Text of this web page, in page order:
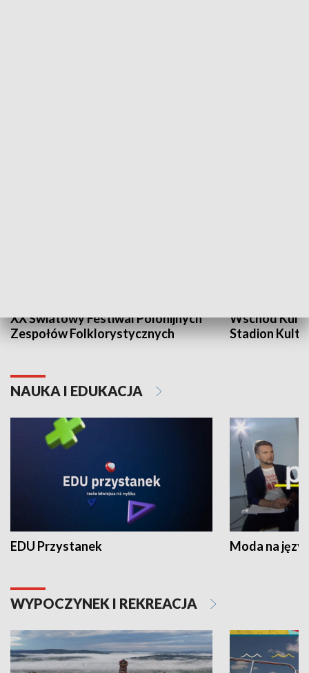
XX Światowy Festiwal Polonijnych
Zespołów Folklorystycznych
Wschód
Stadion
NAUKA I EDUKACJA
EDU Przystanek Moda na
WYPOCZYNEK I REKREACJA